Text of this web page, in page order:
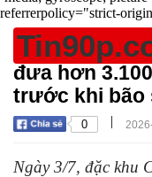
referrerpolicy="strict-
đưa hơn
trước khi bão
0 |
Ngày 3/7, đặc khu